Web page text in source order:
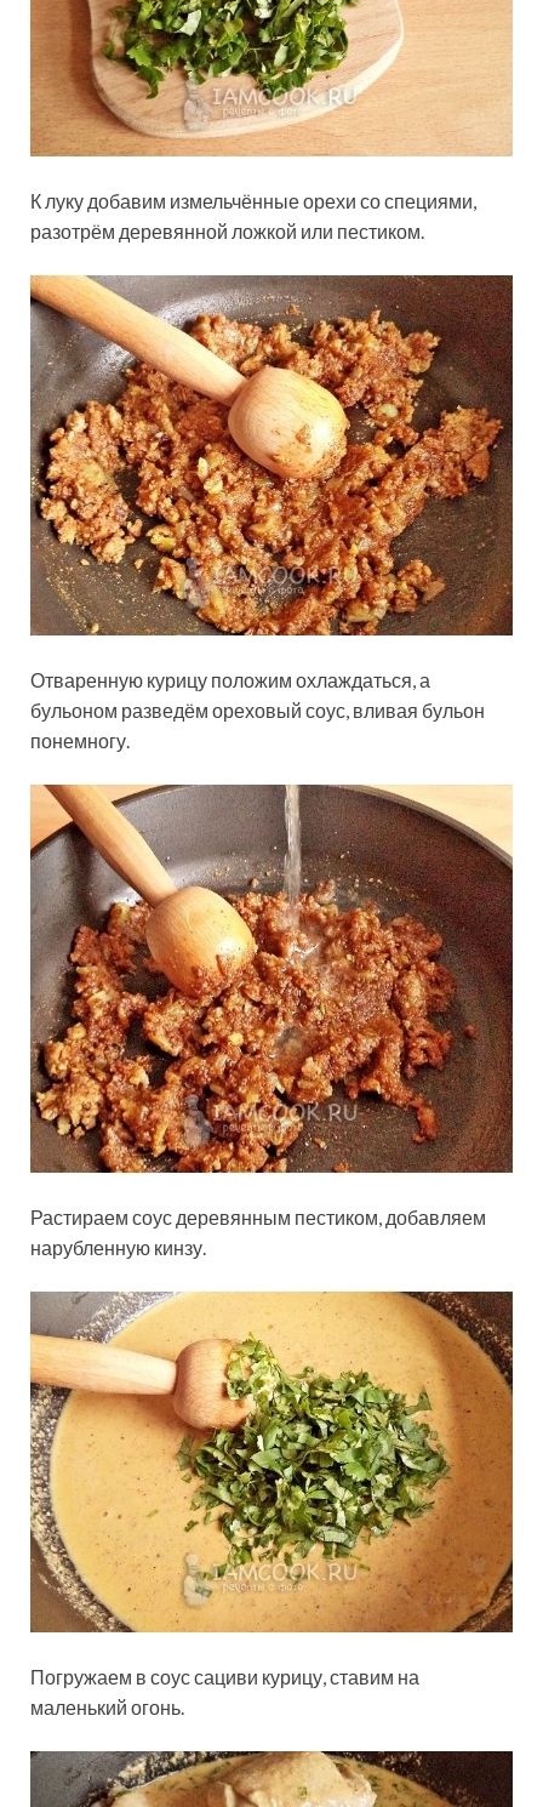
К луку добавим измельчённые орехи со специями,
разотрём деревянной ложкой или пестиком.
Отваренную курицу положим охлаждаться, а
бульоном разведём ореховый соус, вливая бульон
понемногу.
Растираем соус деревянным пестиком, добавляем
нарубленную кинзу.
Погружаем в соус сациви курицу, ставим на
маленький огонь.